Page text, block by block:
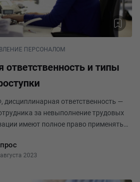
ПЕРСОНАЛОМ
ответственность и типы
дисциплинарная ответственность —
за невыполнение трудовых
имеют полное право применять
на них соотв
2023